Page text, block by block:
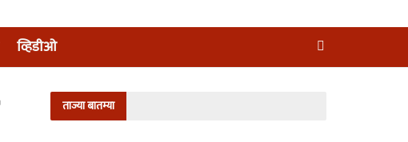
व्हिडीओ
ताज्या बातम्या